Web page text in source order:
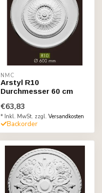
NMC
Arstyl R10
Durchmesser 60 cm
€63,83
* Inkl. MwSt. zzgl. Versandkosten
Backorder